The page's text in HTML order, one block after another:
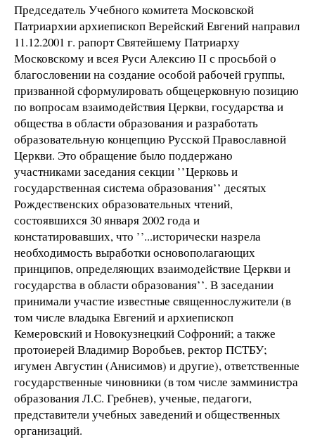
Председатель Учебного комитета Московской
Патриархии архиепископ Верейский Евгений направил
11.12.2001 г. рапорт Святейшему Патриарху
Московскому и всея Руси Алексию II с просьбой о
благословении на создание особой рабочей группы,
призванной сформулировать общецерковную позицию
по вопросам взаимодействия Церкви, государства и
общества в области образования и разработать
образовательную концепцию Русской Православной
Церкви. Это обращение было поддержано
участниками заседания секции ’’Церковь и
государственная система образования’’ десятых
Рождественских образовательных чтений,
состоявшихся 30 января 2002 года и
констатировавших, что ’’...исторически назрела
необходимость выработки основополагающих
принципов, определяющих взаимодействие Церкви и
государства в области образования’’. В заседании
принимали участие известные священнослужители (в
том числе владыка Евгений и архиепископ
Кемеровский и Новокузнецкий Софроний; а также
протоиерей Владимир Воробьев, ректор ПСТБУ;
игумен Августин (Анисимов) и другие), ответственные
государственные чиновники (в том числе замминистра
образования Л.С. Гребнев), ученые, педагоги,
представители учебных заведений и общественных
организаций.